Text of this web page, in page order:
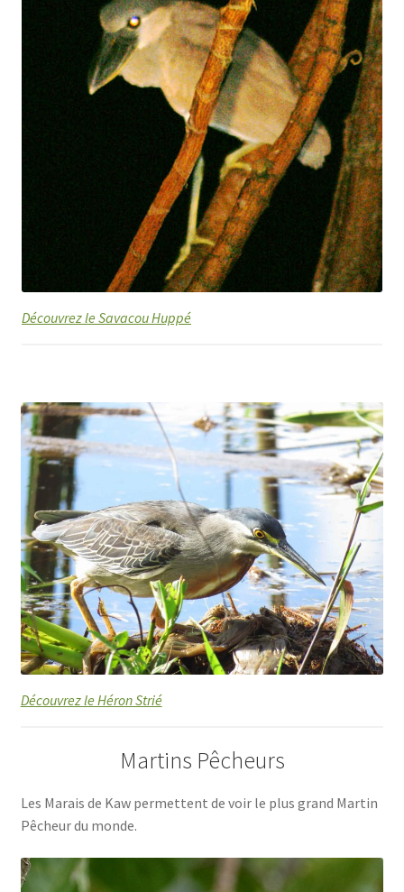
Découvrez le Savacou Huppé
Découvrez le Héron Strié
Martins Pêcheurs
Les Marais de Kaw permettent de voir le plus grand Martin
Pêcheur du monde.